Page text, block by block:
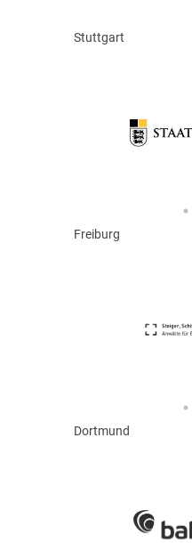
Stuttgart
Freiburg
Dortmund